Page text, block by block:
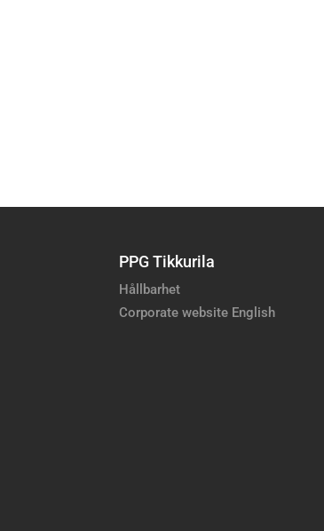
PPG Tikkurila
Hållbarhet
Corporate website English